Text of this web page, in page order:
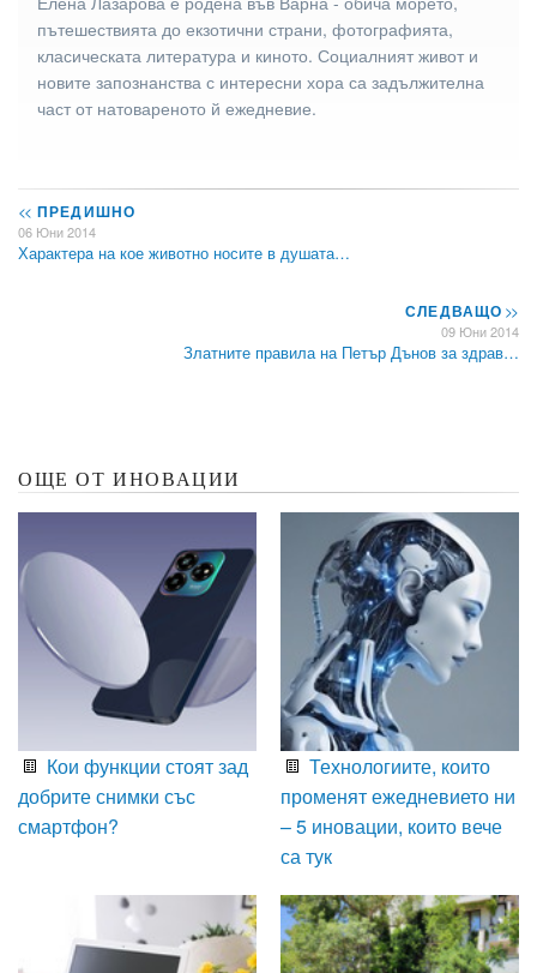
пътешествията до екзотични страни, фотографията,
класическата литература и киното. Социалният живот и
новите запознанства с интересни хора са задължителна
част от натовареното й ежедневие.
<< ПРЕДИШНО
06 Юни 2014
Характерa на кое животно носите в душата…
СЛЕДВАЩО>>
09 Юни 2014
Златните правила на Петър Дънов за здрав…
ОЩЕ ОТ ИНОВАЦИИ
Кои функции стоят зад
добрите снимки със
смартфон?
Технологиите, които
променят ежедневието ни
– 5 иновации, които вече
са тук